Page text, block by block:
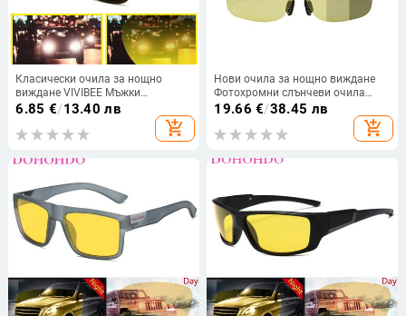
Класически очила за нощно
виждане VIVIBEE Мъжки
квадратни поляризирани лещи
UV400 Жълти слънчеви очила за
жени 2022 г. Очила за шофиране
6.85 €/13.40 лв
add_shopping_cart
Нови очила за нощно виждане
Фотохромни слънчеви очила
Жълти поляризирани лещи
UV400 Очила за шофиране за
шофьори Спорт Мъже Жени
19.66 €/38.45 лв
add_shopping_cart